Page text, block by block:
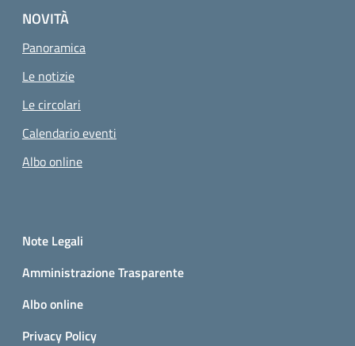
NOVITÀ
Panoramica
Le notizie
Le circolari
Calendario eventi
Albo online
Small prints
Note Legali
Amministrazione Trasparente
Albo online
Privacy Policy